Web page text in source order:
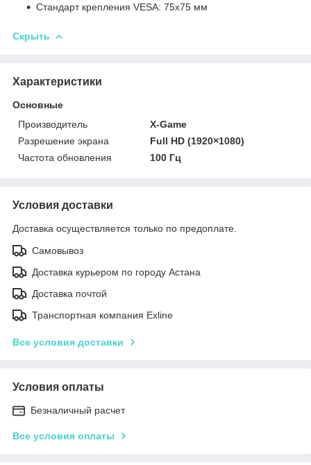
Стандарт крепления VESA: 75x75 мм
Скрыть
Характеристики
Основные
Производитель
X-Game
Разрешение экрана
Full HD (1920×1080)
Частота обновления
100 Гц
Условия доставки
Доставка осуществляется только по предоплате.
Самовывоз
Доставка курьером по городу Астана
Доставка почтой
Транспортная компания Exline
Все условия доставки
Условия оплаты
Безналичный расчет
Все условия оплаты